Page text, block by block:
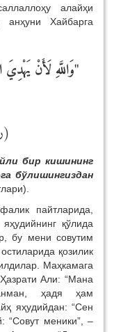
алайҳи
анҳуни Хайбарга
"وَاللَّهِ لَأَنْ
бир кишининг
бўлишингиздан
пайтларида,
қўлида
бу мени совутим
қозилик
Маҳкамага
Али: “Мана
ҳадя ҳам
яҳудийдан: “Сен
“Совут меники”, –